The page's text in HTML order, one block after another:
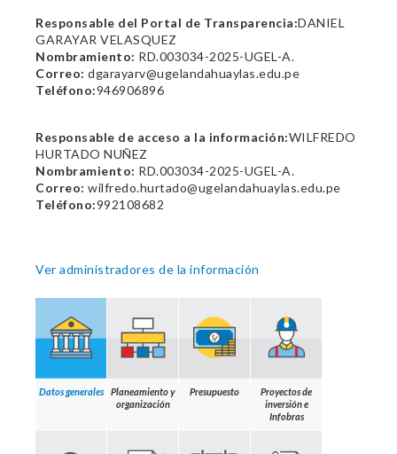
Responsable del Portal de Transparencia:DANIEL
GARAYAR VELASQUEZ
Nombramiento: RD.003034-2025-UGEL-A.
Correo: dgarayarv@ugelandahuaylas.edu.pe
Teléfono:946906896
Responsable de acceso a la información:WILFREDO
HURTADO NUÑEZ
Nombramiento: RD.003034-2025-UGEL-A.
Correo: wilfredo.hurtado@ugelandahuaylas.edu.pe
Teléfono:992108682
Ver administradores de la información
Datos generales
Planeamiento y
organización
Presupuesto
Proyectos de
inversión e
Infobras